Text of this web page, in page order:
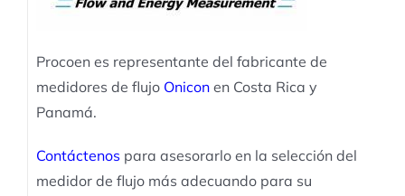
Procoen es representante del fabricante de
medidores de flujo Onicon en Costa Rica y
Panamá.
Contáctenos para asesorarlo en la selección del
medidor de flujo más adecuando para su